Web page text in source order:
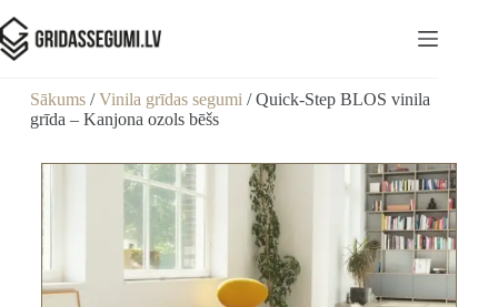
Sākums/Vinila grīdas segumi / Quick-Step BLOS vinila
grīda – Kanjona ozols bēšs